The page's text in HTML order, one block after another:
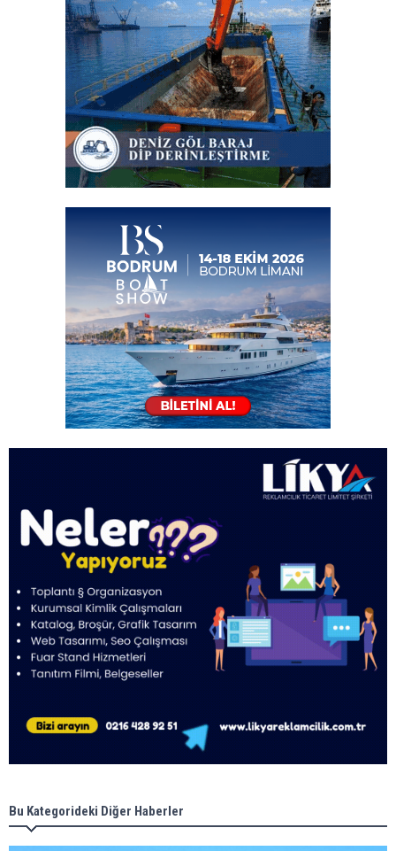
Bu Kategorideki Diğer Haberler